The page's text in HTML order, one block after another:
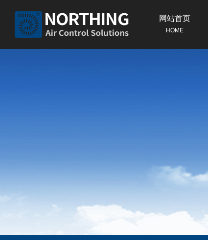
网站首页
HOME